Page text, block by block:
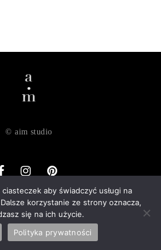
aby świadczyć usługi na
korzystanie ze strony oznacza,
się na ich użycie.
Polityka prywatności
© aim studio
regulamin
polityka prywatności
kontakt